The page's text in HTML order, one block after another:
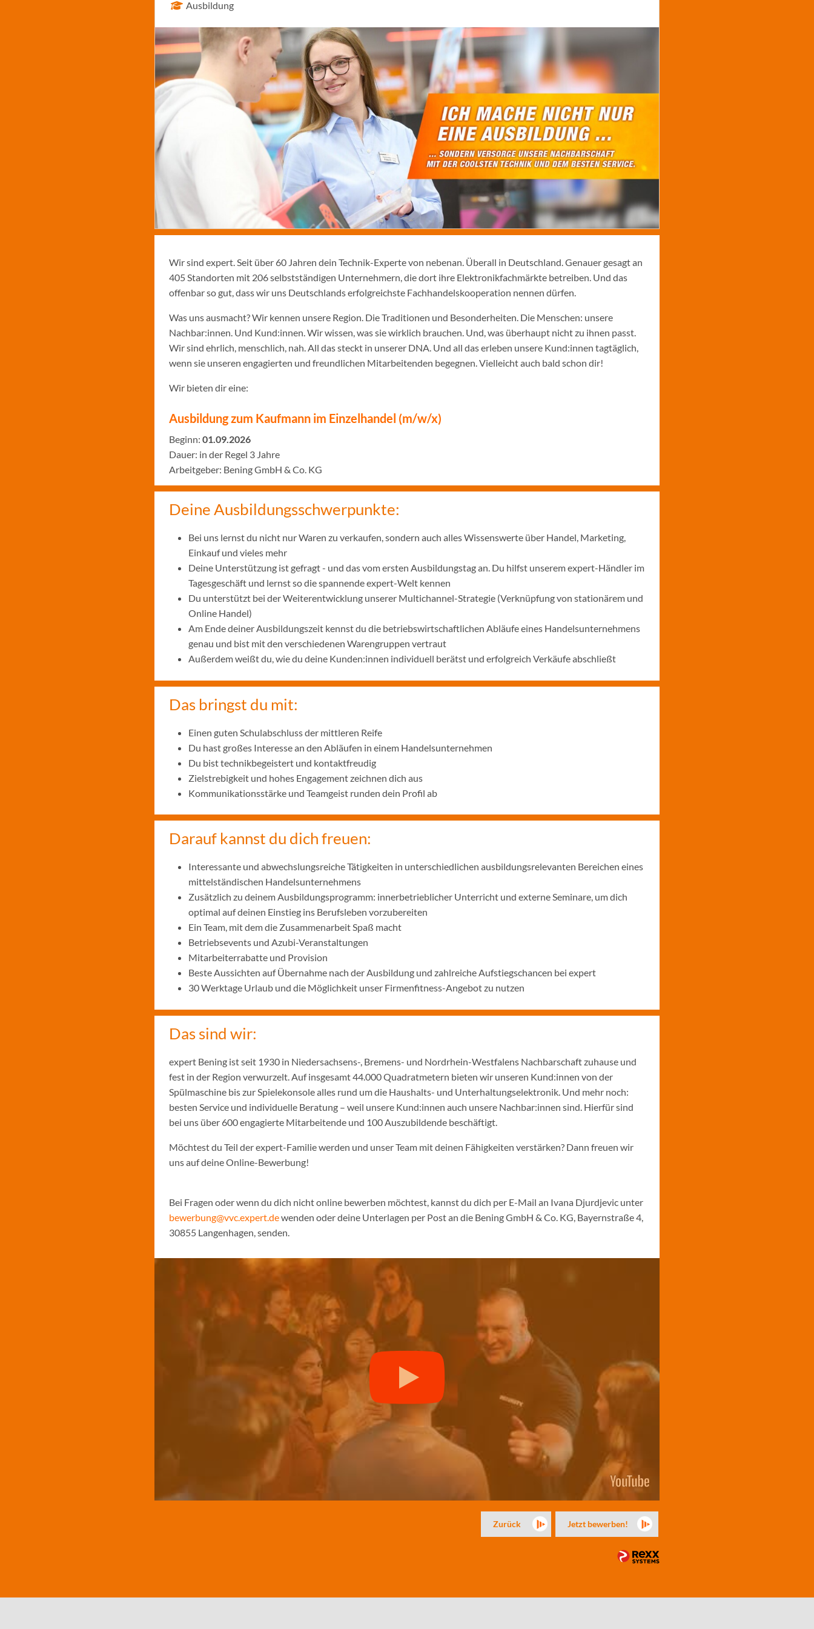
Ausbildung
Wir sind expert. Seit über 60 Jahren dein Technik-Experte von nebenan. Überall in Deutschland. Genauer gesagt an
405 Standorten mit 206 selbstständigen Unternehmern, die dort ihre Elektronikfachmärkte betreiben. Und das
offenbar so gut, dass wir uns Deutschlands erfolgreichste Fachhandelskooperation nennen dürfen.
Was uns ausmacht? Wir kennen unsere Region. Die Traditionen und Besonderheiten. Die Menschen: unsere
Nachbar:innen. Und Kund:innen. Wir wissen, was sie wirklich brauchen. Und, was überhaupt nicht zu ihnen passt.
Wir sind ehrlich, menschlich, nah. All das steckt in unserer DNA. Und all das erleben unsere Kund:innen tagtäglich,
wenn sie unseren engagierten und freundlichen Mitarbeitenden begegnen. Vielleicht auch bald schon dir!
Wir bieten dir eine:
Ausbildung zum Kaufmann im Einzelhandel (m/w/x)
Beginn: 01.09.2026
Dauer: in der Regel 3 Jahre
Arbeitgeber: Bening GmbH & Co. KG
Deine Ausbildungsschwerpunkte:
Bei uns lernst du nicht nur Waren zu verkaufen, sondern auch alles Wissenswerte über Handel, Marketing,
Einkauf und vieles mehr
Deine Unterstützung ist gefragt - und das vom ersten Ausbildungstag an. Du hilfst unserem expert-Händler im
Tagesgeschäft und lernst so die spannende expert-Welt kennen
Du unterstützt bei der Weiterentwicklung unserer Multichannel-Strategie (Verknüpfung von stationärem und
Online Handel)
Am Ende deiner Ausbildungszeit kennst du die betriebswirtschaftlichen Abläufe eines Handelsunternehmens
genau und bist mit den verschiedenen Warengruppen vertraut
Außerdem weißt du, wie du deine Kunden:innen individuell berätst und erfolgreich Verkäufe abschließt
Das bringst du mit:
Einen guten Schulabschluss der mittleren Reife
Du hast großes Interesse an den Abläufen in einem Handelsunternehmen
Du bist technikbegeistert und kontaktfreudig
Zielstrebigkeit und hohes Engagement zeichnen dich aus
Kommunikationsstärke und Teamgeist runden dein Profil ab
Darauf kannst du dich freuen:
Interessante und abwechslungsreiche Tätigkeiten in unterschiedlichen ausbildungsrelevanten Bereichen eines
mittelständischen Handelsunternehmens
Zusätzlich zu deinem Ausbildungsprogramm: innerbetrieblicher Unterricht und externe Seminare, um dich
optimal auf deinen Einstieg ins Berufsleben vorzubereiten
Ein Team, mit dem die Zusammenarbeit Spaß macht
Betriebsevents und Azubi-Veranstaltungen
Mitarbeiterrabatte und Provision
Beste Aussichten auf Übernahme nach der Ausbildung und zahlreiche Aufstiegschancen bei expert
30 Werktage Urlaub und die Möglichkeit unser Firmenfitness-Angebot zu nutzen
Das sind wir:
expert Bening ist seit 1930 in Niedersachsens-, Bremens- und Nordrhein-Westfalens Nachbarschaft zuhause und
fest in der Region verwurzelt. Auf insgesamt 44.000 Quadratmetern bieten wir unseren Kund:innen von der
Spülmaschine bis zur Spielekonsole alles rund um die Haushalts- und Unterhaltungselektronik. Und mehr noch:
besten Service und individuelle Beratung – weil unsere Kund:innen auch unsere Nachbar:innen sind. Hierfür sind
bei uns über 600 engagierte Mitarbeitende und 100 Auszubildende beschäftigt.
Möchtest du Teil der expert-Familie werden und unser Team mit deinen Fähigkeiten verstärken? Dann freuen wir
uns auf deine Online-Bewerbung!
Bei Fragen oder wenn du dich nicht online bewerben möchtest, kannst du dich per E-Mail an Ivana Djurdjevic unter
bewerbung@vvc.expert.dewenden oder deine Unterlagen per Post an die Bening GmbH & Co. KG, Bayernstraße 4,
30855 Langenhagen, senden.
Zurück Jetzt bewerben!